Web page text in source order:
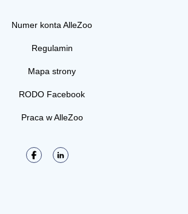
Numer konta AlleZoo
Regulamin
Mapa strony
RODO Facebook
Praca w AlleZoo